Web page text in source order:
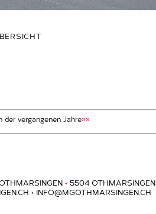
vergangenen Jahre»»
• 5504 OTHMARSINGEN
• INFO@MGOTHMARSINGEN.CH